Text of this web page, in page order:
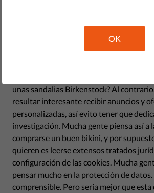
La mayoría de la gente piensa que la
unas sandalias Birkenstock? Al
resultar interesante recibir anuncios y
personalizadas, así evito tener que
investigación. Mucha gente piensa así a
comprarse un buen bikini, y por
quieren es leerse extensos tratados
configuración de las cookies. Mucha
pensar mucho en la protección de
comprensible. Pero sería mejor que esta
OK